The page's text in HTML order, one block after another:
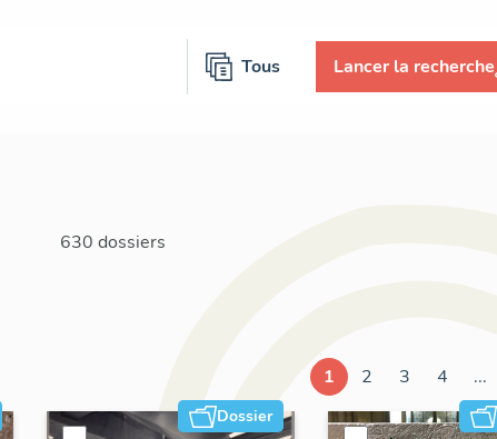
Tous Lancer la recherche
630 dossiers
1 2 3 4 ...
Dossier